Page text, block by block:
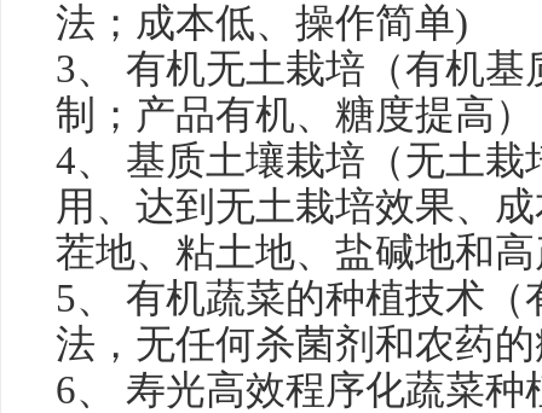
法；成本低、操作简单)
3、 有机无土栽培（有机
制；产品有机、糖度提高）
4、 基质土壤栽培（无土
用、达到无土栽培效果、
茬地、粘土地、盐碱地和
5、 有机蔬菜的种植技术
法，无任何杀菌剂和农药
6、 寿光高效程序化蔬菜